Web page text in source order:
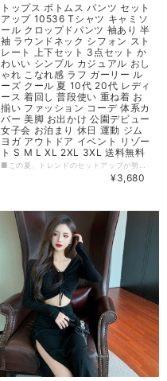
トップス ボトムス パンツ セット
アップ 10536 Tシャツ キャミソ
ール クロップドパンツ 袖あり 半
袖 ラウンドネック シフォン スト
レート 上下セット 3点セット か
わいい シンプル カジュアル おし
ゃれ こなれ感 ラフ ガーリー ル
ーズ クール 夏 10代 20代 レディ
ース 着回し 普段使い 重ね着 お
揃い ファッション コーデ 体系カ
バー 美脚 お出かけ 公園デビュー
女子会 お泊まり 休日 運動 ジム
ヨガ アウトドア イベント リゾー
ト S M L XL 2XL 3XL 送料無料
¥3,680